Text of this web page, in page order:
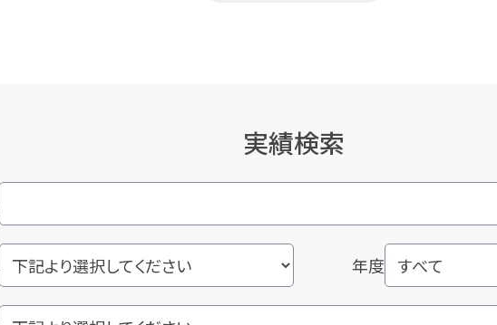
実績検索
年度